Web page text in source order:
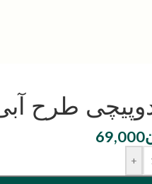
طرح
69,000
+